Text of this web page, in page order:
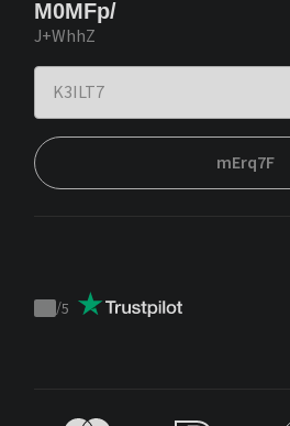
M0MFp/
J+WhhZ
mErq7F
Trustpilot
/5